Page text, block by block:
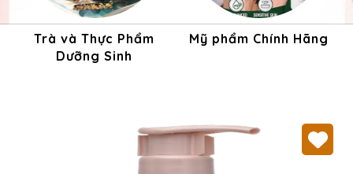
Trà và Thực Phẩm
Dưỡng Sinh
Mỹ phẩm Chính Hãng